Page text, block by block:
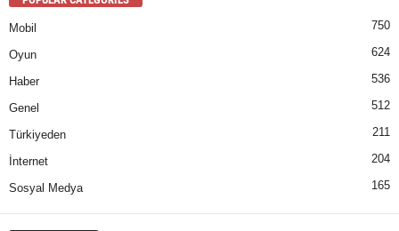
Mobil 750
Oyun 624
Haber 536
Genel 512
Türkiyeden 211
İnternet 204
Sosyal Medya 165